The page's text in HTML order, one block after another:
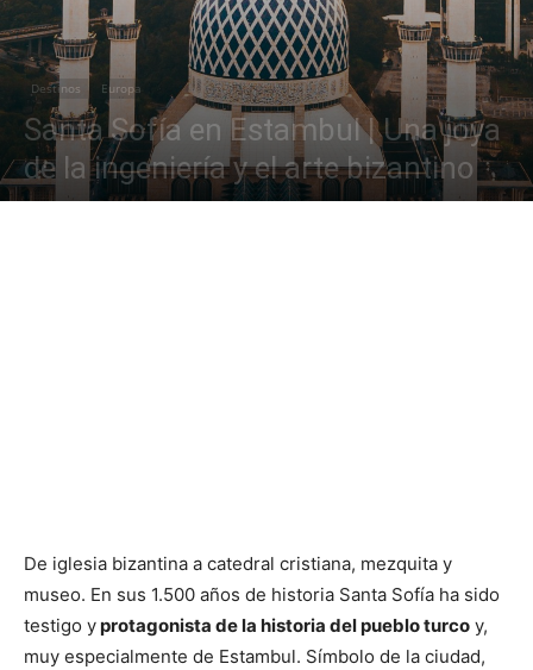
Destinos Europa
Santa Sofía en Estambul | Una joya
de la ingeniería y el arte bizantino
De iglesia bizantina a catedral cristiana, mezquita y
museo. En sus 1.500 años de historia Santa Sofía ha sido
testigo yprotagonista de la historia del pueblo turco y,
muy especialmente de Estambul. Símbolo de la ciudad,